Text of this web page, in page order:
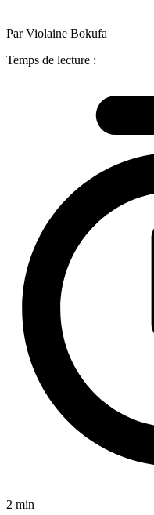
Par Violaine Bokufa
Temps de lecture :
2 min